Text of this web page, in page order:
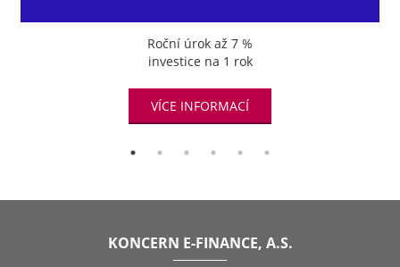
Roční úrok až 7 %
investice na 1 rok
VÍCE INFORMACÍ
KONCERN E-FINANCE, A.S.